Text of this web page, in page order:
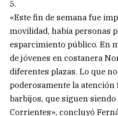
5.
«Este fin de semana fue
movilidad, había personas
esparcimiento público. En
de jóvenes en costanera
diferentes plazas. Lo que
poderosamente la
barbijos, que siguen
Corrientes», concluyó